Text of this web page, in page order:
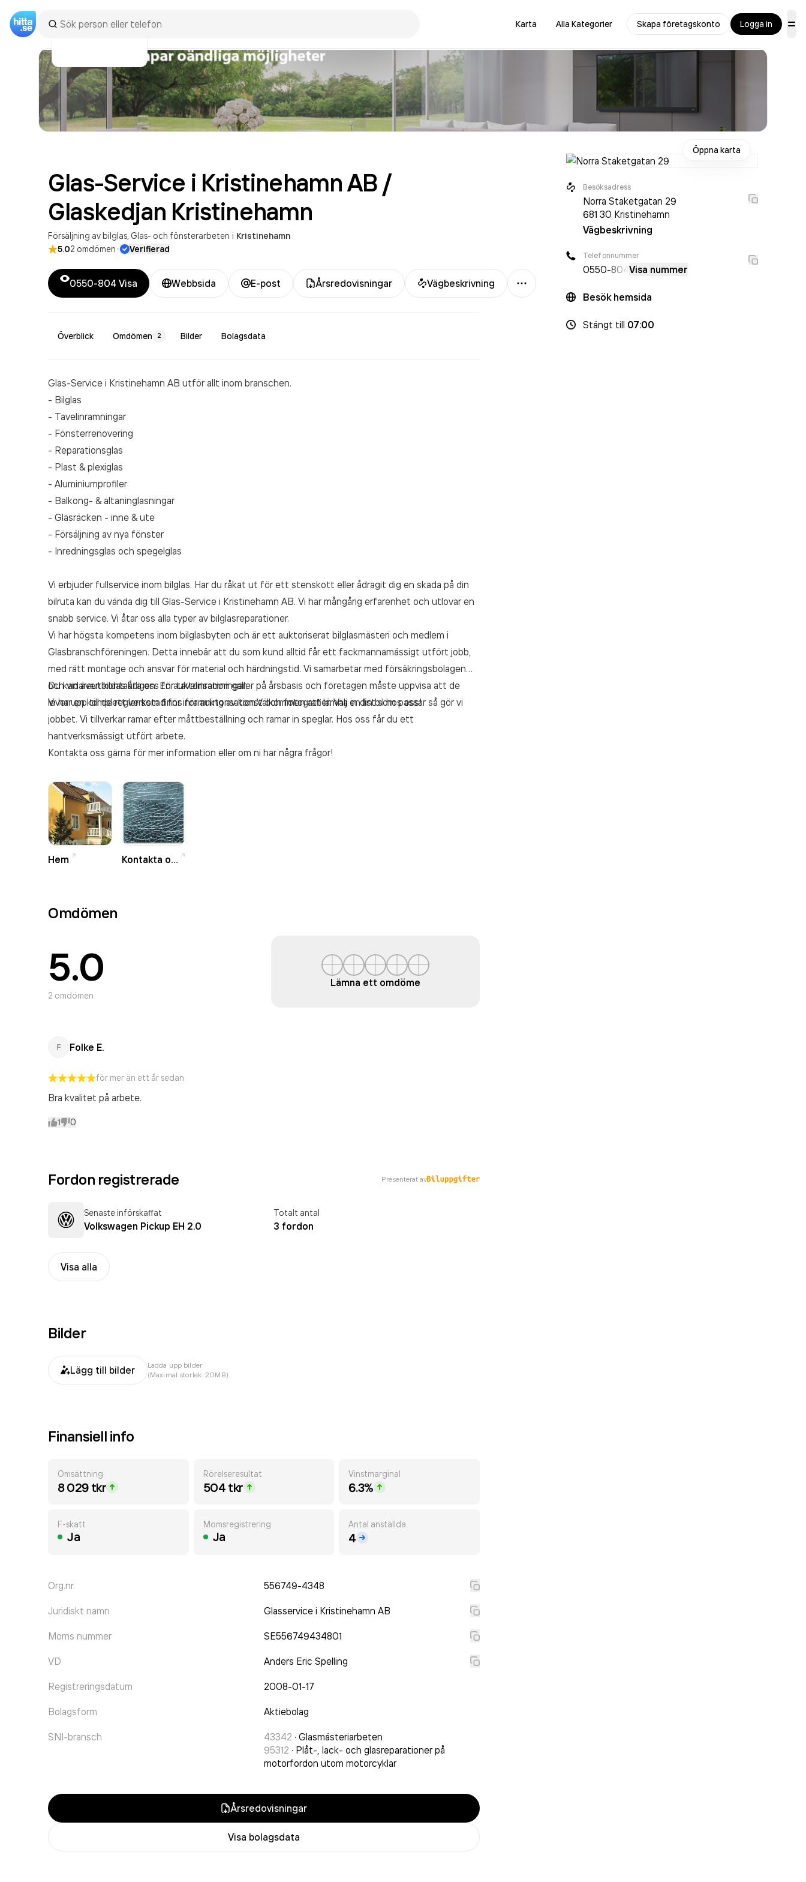
Karta Alla Kategorier Skapa företagskonto Logga in
Glas-Service i Kristinehamn AB /
Glaskedjan Kristinehamn
Försäljning av bilglas Glas- och fönsterarbeten i Kristinehamn
5.02 omdömen· Verifierad
0550-804 Visa Webbsida E-post Årsredovisningar Vägbeskrivning
Mer
Överblick Omdömen 2 Bilder Bolagsdata
Glas-Service i Kristinehamn AB utför allt inom branschen.
- Bilglas
- Tavelinramningar
- Fönsterrenovering
- Reparationsglas
- Plast & plexiglas
- Aluminiumprofiler
- Balkong- & altaninglasningar
- Glasräcken - inne & ute
- Försäljning av nya fönster
- Inredningsglas och spegelglas
Vi erbjuder fullservice inom bilglas. Har du råkat ut för ett stenskott eller ådragit dig en skada på din
bilruta kan du vända dig till Glas-Service i Kristinehamn AB. Vi har mångårig erfarenhet och utlovar en
snabb service. Vi åtar oss alla typer av bilglasreparationer.
Vi har högsta kompetens inom bilglasbyten och är ett auktoriserat bilglasmästeri och medlem i
Glasbranschföreningen. Detta innebär att du som kund alltid får ett fackmannamässigt utfört jobb,
med rätt montage och ansvar för material och härdningstid. Vi samarbetar med försäkringsbolagen
och vidareutbildas årligen. En auktorisation gäller på årsbasis och företagen måste uppvisa att de
lever upp till de regler som finns för auktorisation.Välkommen att lämna in din bil hos oss!
Du kan även kontakta oss för tavelinramningar.
Vi har en komplett verkstad för inramning av konst och fotografier. Välj en list som passar så gör vi
jobbet. Vi tillverkar ramar efter måttbeställning och ramar in speglar. Hos oss får du ett
hantverksmässigt utfört arbete.
Kontakta oss gärna för mer information eller om ni har några frågor!
Hem Kontakta oss
Omdömen
5.0
2 omdömen
Lämna ett omdöme
F Folke E.
för mer än ett år sedan
Bra kvalitet på arbete.
1 0
Fordon registrerade Presenterat av
Senaste införskaffat
Volkswagen Pickup EH 2.0
Totalt antal
3 fordon
Visa alla
Bilder
Lägg till bilder
Ladda upp bilder
(Maximal storlek: 20MB)
Finansiell info
Omsättning
8 029 tkr
Rörelseresultat
504 tkr
Vinstmarginal
6.3%
F-skatt
Ja
Momsregistrering
Ja
Antal anställda
4
Org.nr. 556749-4348
Juridiskt namn Glasservice i Kristinehamn AB
Moms nummer SE556749434801
VD Anders Eric Spelling
Registreringsdatum 2008-01-17
Bolagsform Aktiebolag
SNI-bransch 43342 · Glasmästeriarbeten
95312 · Plåt-, lack- och glasreparationer på
motorfordon utom motorcyklar
Årsredovisningar
Visa bolagsdata
Öppna karta
Besöksadress
Norra Staketgatan 29
681 30 Kristinehamn
Vägbeskrivning
Telefonnummer
0550-804Visa nummer
Besök hemsida
Stängt till 07:00